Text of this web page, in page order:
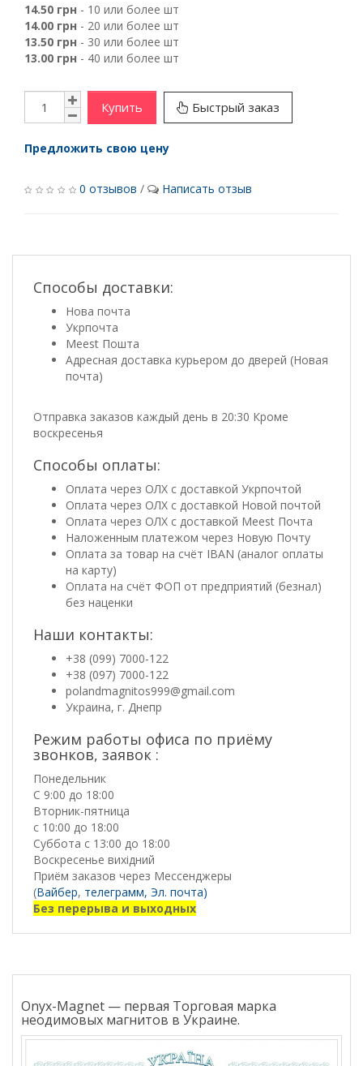
14.50 грн - 10 или более шт
14.00 грн - 20 или более шт
13.50 грн - 30 или более шт
13.00 грн - 40 или более шт
Купить Быстрый заказ
Предложить свою цену
0 отзывов / Написать отзыв
Способы доставки:
Нова почта
Укрпочта
Meest Пошта
Адресная доставка курьером до дверей (Новая
почта)
Отправка заказов каждый день в 20:30 Кроме
воскресенья
Способы оплаты:
Оплата через ОЛХ с доставкой Укрпочтой
Оплата через ОЛХ с доставкой Новой почтой
Оплата через ОЛХ с доставкой Meest Почта
Наложенным платежом через Новую Почту
Оплата за товар на счёт IBAN (аналог оплаты
на карту)
Оплата на счёт ФОП от предприятий (безнал)
без наценки
Наши контакты:
+38 (099) 7000-122
+38 (097) 7000-122
polandmagnitos999@gmail.com
Украина, г. Днепр
Режим работы офиса по приёму
звонков, заявок :
Понедельник
С 9:00 до 18:00
Вторник-пятница
с 10:00 до 18:00
Суббота с 13:00 до 18:00
Воскресенье вихідний
Приём заказов через Мессенджеры
(Вайбер, телеграмм, Эл. почта)
Без перерыва и выходных
Onyx-Magnet — первая Торговая марка
неодимовых магнитов в Украине.